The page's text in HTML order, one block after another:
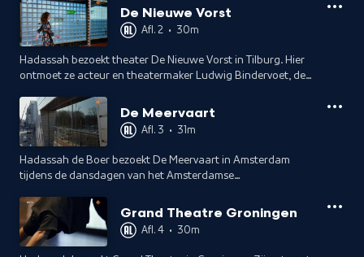
theatercollectief.
De Nieuwe Vorst
Afl. 2 • 30m
Hadassah bezoekt theater De Nieuwe Vorst in Tilburg. Hier
ontmoet ze acteur en theatermaker Ludwig Bindervoet, de
absurdistische voorstelling Transit.
De Meervaart
Afl. 3 • 31m
Hadassah de Boer bezoekt De Meervaart in Amsterdam
tijdens de dansdagen van het Amsterdamse
Grand Theatre Groningen
Afl. 4 • 30m